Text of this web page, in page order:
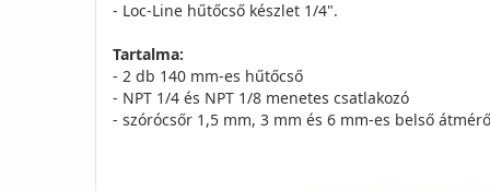
- Loc-Line hűtőcső készlet 1/4".
Tartalma:
- 2 db 140 mm-es hűtőcső
- NPT 1/4 és NPT 1/8 menetes csatlakozó
- szórócsőr 1,5 mm, 3 mm és 6 mm-es belső